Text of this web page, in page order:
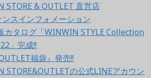
STORE & OUTLET 直営店
ンスインフォメーション
カタログ「WINWIN STYLE Collection
」完成!!
福袋』発売!!
STORE&OUTLETの公式LINEアカウン